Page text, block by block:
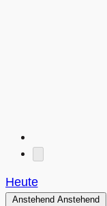
Heute
Anstehend Anstehend